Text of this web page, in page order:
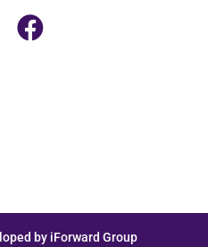
by iForward Group